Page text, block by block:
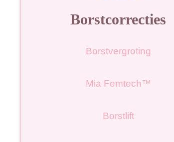
Borstcorrecties
Borstvergroting
Mia Femtech™
Borstlift